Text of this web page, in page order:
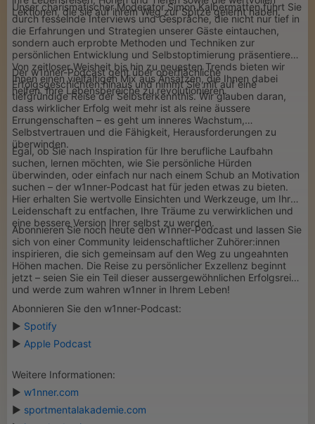
Lektionen, die sie auf ihrem Weg zur Spitze gelernt haben.
Unser charismatischer Moderator Simon Kalbermatten führt Sie
durch fesselnde Interviews und Gespräche, die nicht nur tief in
die Erfahrungen und Strategien unserer Gäste eintauchen,
sondern auch erprobte Methoden und Techniken zur
persönlichen Entwicklung und Selbstoptimierung präsentieren.
Von zeitloser Weisheit bis hin zu neuesten Trends bieten wir
Ihnen einen vielfältigen Mix aus Ansätzen, die Ihnen dabei
helfen, Ihre Lebensbereiche zu revolutionieren.
Der w1nner-Podcast geht über oberflächliche
Erfolgsgeschichten hinaus und nimmt Sie mit auf eine
tiefgründige Reise der Selbsterkenntnis. Wir glauben daran,
dass wirklicher Erfolg weit mehr ist als reine äussere
Errungenschaften – es geht um inneres Wachstum,
Selbstvertrauen und die Fähigkeit, Herausforderungen zu
überwinden.
Egal, ob Sie nach Inspiration für Ihre berufliche Laufbahn
suchen, lernen möchten, wie Sie persönliche Hürden
überwinden, oder einfach nur nach einem Schub an Motivation
suchen – der w1nner-Podcast hat für jeden etwas zu bieten.
Hier erhalten Sie wertvolle Einsichten und Werkzeuge, um Ihre
Leidenschaft zu entfachen, Ihre Träume zu verwirklichen und
eine bessere Version Ihrer selbst zu werden.
Abonnieren Sie noch heute den w1nner-Podcast und lassen Sie
sich von einer Community leidenschaftlicher Zuhörer:innen
inspirieren, die sich gemeinsam auf den Weg zu ungeahnten
Höhen machen. Die Reise zu persönlicher Exzellenz beginnt
jetzt – seien Sie ein Teil dieser aussergewöhnlichen Erfolgsreise
und werde zum wahren w1nner in Ihrem Leben!
Abonnieren Sie den w1nner-Podcast:
▶ Spotify
▶ Apple Podcast
Weitere Informationen:
▶ w1nner.com
▶ sportmentalakademie.com